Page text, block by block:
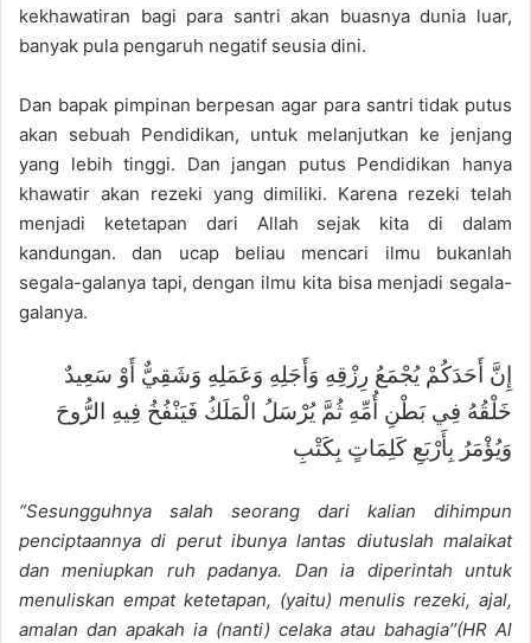
kekhawatiran bagi para santri akan buasnya dunia luar,
banyak pula pengaruh negatif seusia dini.
Dan bapak pimpinan berpesan agar para santri tidak putus
akan sebuah Pendidikan, untuk melanjutkan ke jenjang
yang lebih tinggi. Dan jangan putus Pendidikan hanya
khawatir akan rezeki yang dimiliki. Karena rezeki telah
menjadi ketetapan dari Allah sejak kita di dalam
kandungan. dan ucap beliau mencari ilmu bukanlah
segala-galanya tapi, dengan ilmu kita bisa menjadi segala-
galanya.
إِنَّ أَحَدَكُمْ يُجْمَعُ رِزْقِهِ وَأَجَلِهِ وَعَمَلِهِ وَشَقِيٌّ أَوْ سَعِيدٌ
خَلْقُهُ فِي بَطْنِ أُمِّهِ ثُمَّ يُرْسَلُ الْمَلَكُ فَيَنْفُخُ فِيهِ الرُّوحَ
وَيُؤْمَرُ بِأَرْبَعِ كَلِمَاتٍ بِكَتْبِ
“Sesungguhnya salah seorang dari kalian dihimpun
penciptaannya di perut ibunya lantas diutuslah malaikat
dan meniupkan ruh padanya. Dan ia diperintah untuk
menuliskan empat ketetapan, (yaitu) menulis rezeki, ajal,
amalan dan apakah ia (nanti) celaka atau bahagia’’(HR Al